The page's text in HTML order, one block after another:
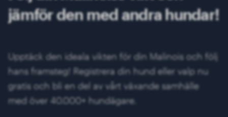
jämför den med andra hundar!
Upptäck den ideala vikten för din Malinois och följ
hans framsteg! Registrera din hund eller valp nu
gratis och bli en del av vårt växande samhälle
med över 40.000+ hundägare.